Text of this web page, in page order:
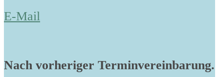
E-Mail
Nach vorheriger Terminvereinbarung.